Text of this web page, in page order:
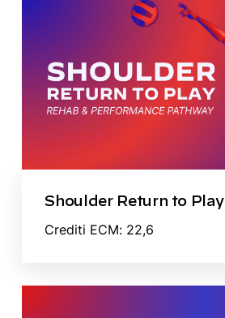
Shoulder Return to Play
Crediti ECM: 22,6